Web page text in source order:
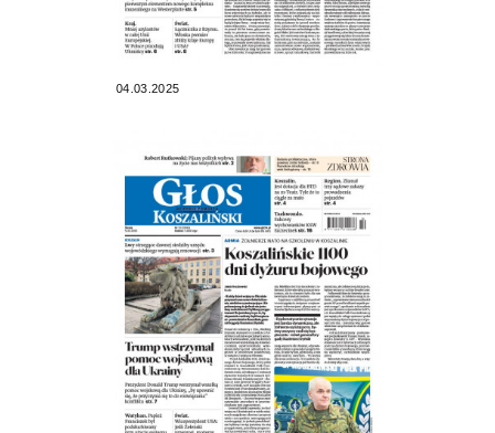
04.03.2025